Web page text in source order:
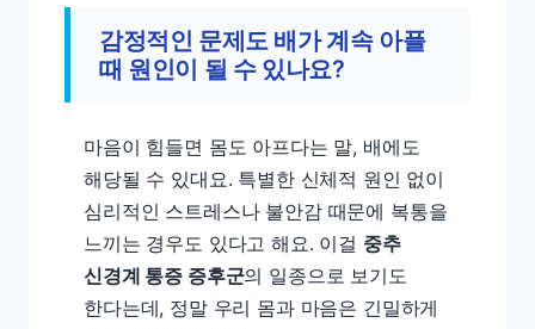
감정적인 문제도 배가 계속 아플
때 원인이 될 수 있나요?
마음이 힘들면 몸도 아프다는 말, 배에도
해당될 수 있대요. 특별한 신체적 원인 없이
심리적인 스트레스나 불안감 때문에 복통을
느끼는 경우도 있다고 해요. 이걸 중추
신경계 통증 증후군의 일종으로 보기도
한다는데, 정말 우리 몸과 마음은 긴밀하게